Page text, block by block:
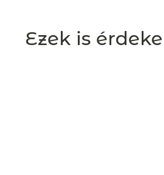
Ezek is